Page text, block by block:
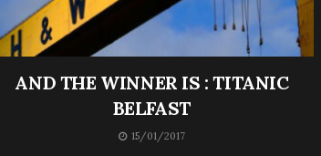
AND THE WINNER IS : TITANIC
BELFAST
15/01/2017